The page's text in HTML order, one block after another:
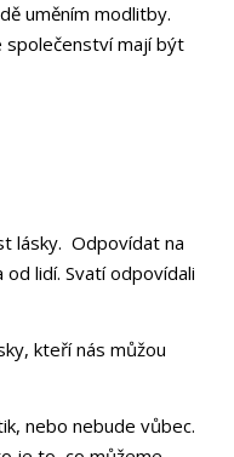
uměním modlitby.
společenství mají být
lásky. Odpovídat na
lidí. Svatí odpovídali
kteří nás můžou
nebo nebude vůbec.